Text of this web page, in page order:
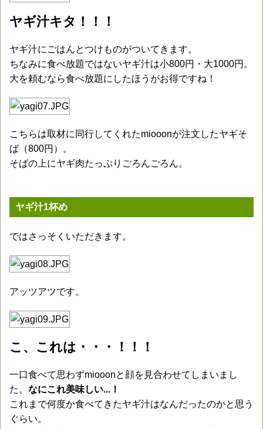
ヤギ汁キタ！！！
ヤギ汁にごはんとつけものがついてきます。
ちなみに食べ放題ではないヤギ汁は小800円・大1000円。
大を頼むなら食べ放題にしたほうがお得ですね！
こちらは取材に同行してくれたmiooonが注文したヤギそ
ば（800円）。
そばの上にヤギ肉たっぷりごろんごろん。
ヤギ汁1杯め
ではさっそくいただきます。
アッツアツです。
こ、これは・・・！！！
一口食べて思わずmiooonと顔を見合わせてしまいまし
た。 なにこれ美味しい...！
これまで何度か食べてきたヤギ汁はなんだったのかと思う
ぐらい。